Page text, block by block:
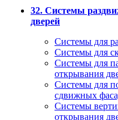
32. Системы
дверей
Системы для
Системы для
Системы для
открывания
Системы для
сдвижных
Системы
открывания